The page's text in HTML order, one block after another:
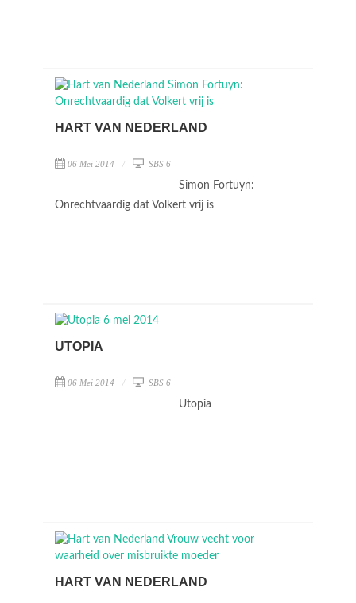
HART VAN NEDERLAND
06 Mei 2014 SBS 6
Simon Fortuyn:
Onrechtvaardig dat Volkert vrij is
UTOPIA
06 Mei 2014 SBS 6
Utopia
HART VAN NEDERLAND